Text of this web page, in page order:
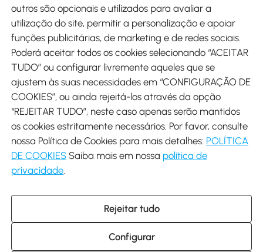
Envio
Descarregar Aosom App
Google Play
+34 931 294 512 (Seg-Sex das 7:30 às 16:30h)
info@aosom.pt
C/ Roc Gros, nº 15. 08550 Els Hostalets de Balenyà (Barcelona),
outros são opcionais e utilizados para avaliar a
utilização do site, permitir a personalização e apoiar
funções publicitárias, de marketing e de redes sociais.
Poderá aceitar todos os cookies selecionando “ACEITAR
TUDO” ou configurar livremente aqueles que se
ajustem às suas necessidades em “CONFIGURAÇÃO DE
COOKIES”, ou ainda rejeitá-los através da opção
“REJEITAR TUDO”, neste caso apenas serão mantidos
os cookies estritamente necessários. Por favor, consulte
nossa Política de Cookies para mais detalhes: POLÍTICA
DE COOKIES Saiba mais em nossa política de
privacidade
Rejeitar tudo
Configurar